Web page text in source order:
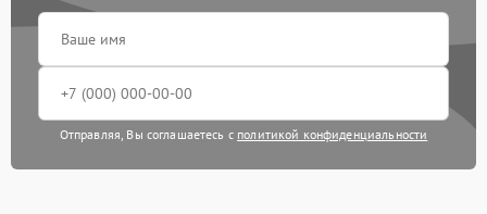
Отправляя, Вы соглашаетесь с политикой конфиденциальности